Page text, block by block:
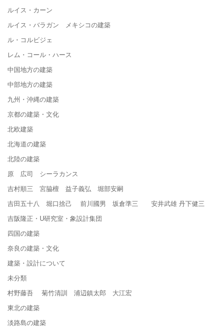
ルイス・カーン
ルイス・バラガン メキシコの建築
ル・コルビジェ
レム・コール・ハース
中国地方の建築
中部地方の建築
九州・沖縄の建築
京都の建築・文化
北欧建築
北海道の建築
北陸の建築
原 広司 シーラカンス
吉村順三 宮脇檀 益子義弘 堀部安嗣
吉田五十八 堀口捨己 前川國男 坂倉準三 安井武雄 丹下健三
吉阪隆正・U研究室・象設計集団
四国の建築
奈良の建築・文化
建築・設計について
未分類
村野藤吾 菊竹清訓 浦辺鎮太郎 大江宏
東北の建築
淡路島の建築